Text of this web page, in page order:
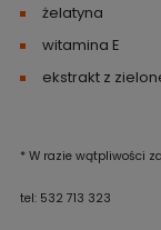
żelatyna
witamina E
ekstrakt z
* W razie wątpliwości
tel: 532 713 323